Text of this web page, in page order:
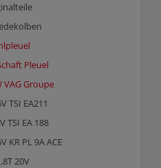
Pleuel
VAG Groupe
TSI EA211
TSI EA 188
KR PL 9A ACE
20V